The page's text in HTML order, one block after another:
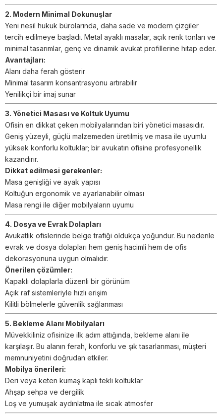
2. Modern Minimal Dokunuşlar
Yeni nesil hukuk bürolarında, daha sade ve modern çizgiler
tercih edilmeye başladı. Metal ayaklı masalar, açık renk tonları ve
minimal tasarımlar, genç ve dinamik avukat profillerine hitap eder.
Avantajları:
Alanı daha ferah gösterir
Minimal tasarım konsantrasyonu artırabilir
Yenilikçi bir imaj sunar
3. Yönetici Masası ve Koltuk Uyumu
Ofisin en dikkat çeken mobilyalarından biri yönetici masasıdır.
Geniş yüzeyli, güçlü malzemeden üretilmiş ve masa ile uyumlu
yüksek konforlu koltuklar; bir avukatın ofisine profesyonellik
kazandırır.
Dikkat edilmesi gerekenler:
Masa genişliği ve ayak yapısı
Koltuğun ergonomik ve ayarlanabilir olması
Masa rengi ile diğer mobilyaların uyumu
4. Dosya ve Evrak Dolapları
Avukatlık ofislerinde belge trafiği oldukça yoğundur. Bu nedenle
evrak ve dosya dolapları hem geniş hacimli hem de ofis
dekorasyonuna uygun olmalıdır.
Önerilen çözümler:
Kapaklı dolaplarla düzenli bir görünüm
Açık raf sistemleriyle hızlı erişim
Kilitli bölmelerle güvenlik sağlanması
5. Bekleme Alanı Mobilyaları
Müvekkiliniz ofisinize ilk adım attığında, bekleme alanı ile
karşılaşır. Bu alanın ferah, konforlu ve şık tasarlanması, müşteri
memnuniyetini doğrudan etkiler.
Mobilya önerileri:
Deri veya keten kumaş kaplı tekli koltuklar
Ahşap sehpa ve dergilik
Loş ve yumuşak aydınlatma ile sıcak atmosfer